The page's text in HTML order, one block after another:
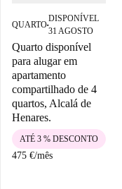
QUARTO■
DISPONÍVEL
31 AGOSTO
Quarto disponível
para alugar em
apartamento
compartilhado de 4
quartos, Alcalá de
Henares.
475 €/mês
ATÉ 3 % DESCONTO